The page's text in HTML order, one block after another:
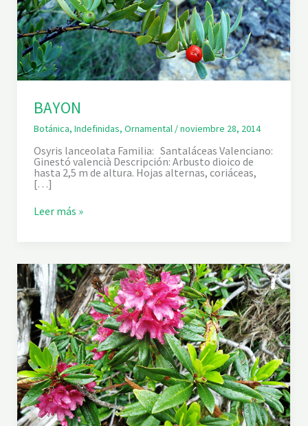
BAYON
Botánica, Indefinidas, Ornamental/noviembre 28, 2014
Osyris lanceolata Familia: Santaláceas Valenciano:
Ginestó valencià Descripción: Arbusto dioico de
hasta 2,5 m de altura. Hojas alternas, coriáceas,
[…]
B
Leer más »